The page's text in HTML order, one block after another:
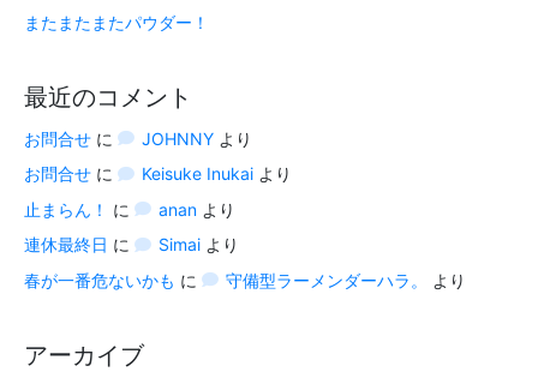
またまたまたパウダー！
最近のコメント
お問合せ に JOHNNYより
お問合せ に Keisuke Inukaiより
止まらん！
に ananより
連休最終日 に Simaiより
春が一番危ないかも に 守備型ラーメンダーハラ。 より
アーカイブ